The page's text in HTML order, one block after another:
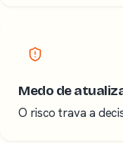
Medo de
O risco trava a